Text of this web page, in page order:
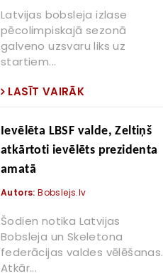
Latvijas bobsleja izlase
pēcolimpiskajā sezonā
galveno uzsvaru liks uz
startiem...
LASĪT VAIRĀK
Ievēlēta LBSF valde, Zeltiņš
atkārtoti ievēlēts prezidenta
amatā
Autors: Bobslejs.lv
Šodien notika Latvijas
Bobsleja un Skeletona
federācijas valdes vēlēšanas.
Atkār...